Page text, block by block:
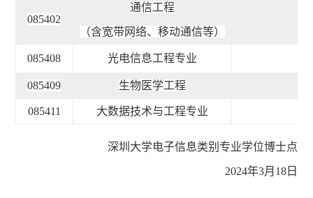
085402
通信工程
（含宽带网络、移动通信等）
085408 光电信息工程专业
085409 生物医学工程
085411 大数据技术与工程专业
深圳大学电子信息类别专业学位博士点
2024年3月18日